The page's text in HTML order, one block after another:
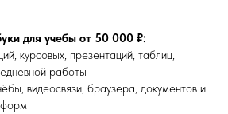
для учебы от 50 000 ₽:
курсовых, презентаций, таблиц,
работы
видеосвязи, браузера, документов и